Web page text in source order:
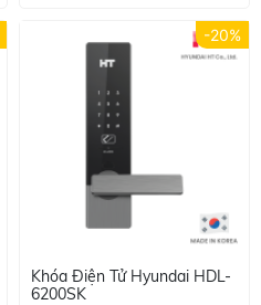
Khóa Điện Tử Hyundai HDL-
6200SK
-20%